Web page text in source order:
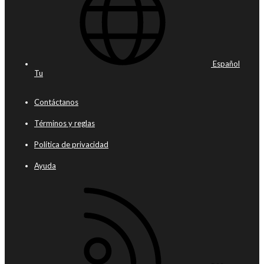
Español
Tu
Contáctanos
Términos y reglas
Política de privacidad
Ayuda